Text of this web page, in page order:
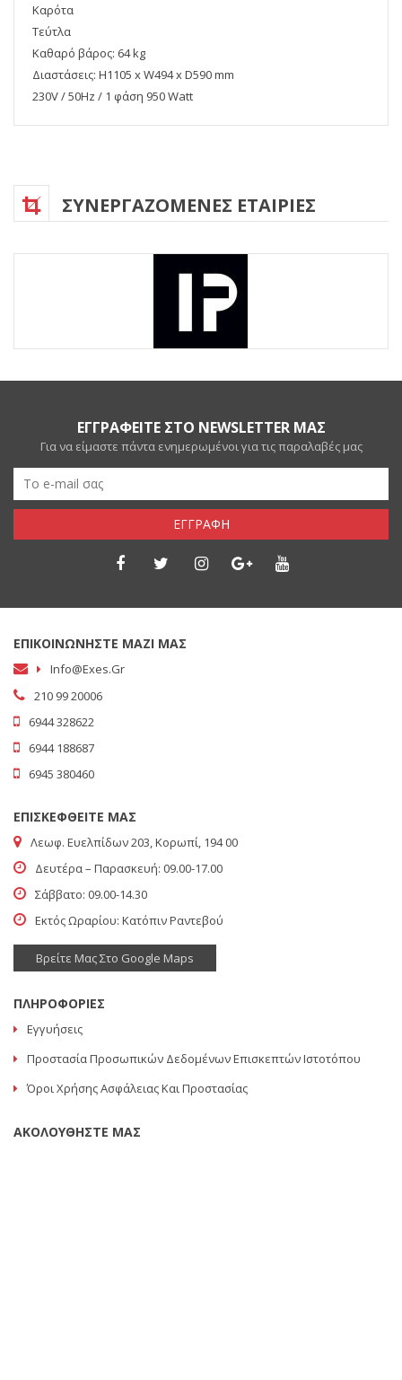
Καρότα
Τεύτλα
Καθαρό βάρος: 64 kg
Διαστάσεις: H1105 x W494 x D590 mm
230V / 50Hz / 1 φάση 950 Watt
ΣΥΝΕΡΓΑΖΟΜΕΝΕΣ ΕΤΑΙΡΙΕΣ
ΕΓΓΡΑΦΕΙΤΕ ΣΤΟ NEWSLETTER ΜΑΣ
Για να είμαστε πάντα ενημερωμένοι για τις παραλαβές μας
ΕΓΓΡΑΦΗ
ΕΠΙΚΟΙΝΩΝΗΣΤΕ ΜΑΖΙ ΜΑΣ
Info@exes.gr
210 99 20006
6944 328622
6944 188687
6945 380460
ΕΠΙΣΚΕΦΘΕΙΤΕ ΜΑΣ
Λεωφ. Ευελπίδων 203, Κορωπί, 194 00
Δευτέρα – Παρασκευή: 09.00-17.00
Σάββατο: 09.00-14.30
Εκτός Ωραρίου: Κατόπιν Ραντεβού
Βρείτε Μας Στο Google Maps
ΠΛΗΡΟΦΟΡΙΕΣ
Εγγυήσεις
Προστασία Προσωπικών Δεδομένων Επισκεπτών Ιστοτόπου
Όροι Χρήσης Ασφάλειας Και Προστασίας
ΑΚΟΛΟΥΘΗΣΤΕ ΜΑΣ